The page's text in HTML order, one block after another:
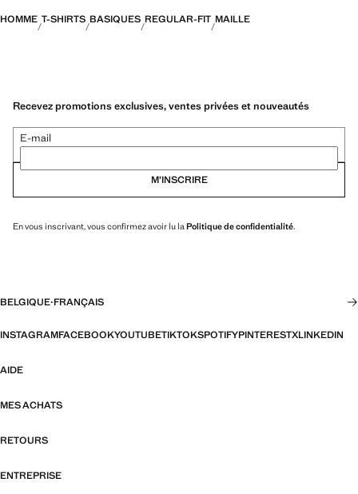
HOMME T-SHIRTS BASIQUES REGULAR-FIT MAILLE
Recevez promotions exclusives, ventes privées et nouveautés
E-mail
M’INSCRIRE
En vous inscrivant, vous confirmez avoir lu la Politique de confidentialité.
BELGIQUE·FRANÇAIS
INSTAGRAMFACEBOOKYOUTUBETIKTOKSPOTIFYPINTERESTXLINKEDIN
AIDE
MES ACHATS
RETOURS
ENTREPRISE